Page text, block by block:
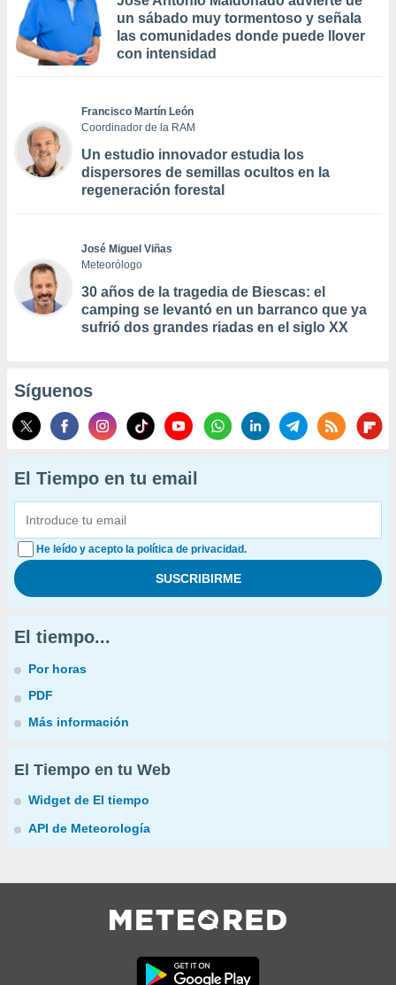
un sábado muy tormentoso y señala
las comunidades donde puede llover
con intensidad
Francisco Martín León
Coordinador de la RAM
Un estudio innovador estudia los
dispersores de semillas ocultos en la
regeneración forestal
José Miguel Viñas
Meteorólogo
30 años de la tragedia de Biescas: el
camping se levantó en un barranco que ya
sufrió dos grandes riadas en el siglo XX
Síguenos
El Tiempo en tu email
He leído y acepto la política de privacidad.
El tiempo...
Por horas
PDF
Más información
El Tiempo en tu Web
Widget de El tiempo
API de Meteorología